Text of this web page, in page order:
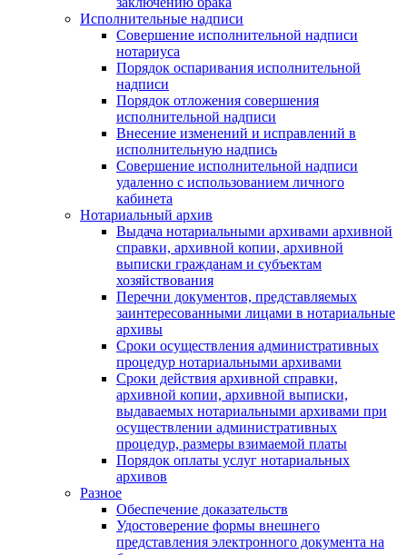
Исполнительные надписи
Совершение исполнительной надписи
нотариуса
Порядок оспаривания исполнительной
надписи
Порядок отложения совершения
исполнительной надписи
Внесение изменений и исправлений в
исполнительную надпись
Совершение исполнительной надписи
удаленно с использованием личного
кабинета
Нотариальный архив
Выдача нотариальными архивами архивной
справки, архивной копии, архивной
выписки гражданам и субъектам
хозяйствования
Перечни документов, представляемых
заинтересованными лицами в нотариальные
архивы
Сроки осуществления административных
процедур нотариальными архивами
Сроки действия архивной справки,
архивной копии, архивной выписки,
выдаваемых нотариальными архивами при
осуществлении административных
процедур, размеры взимаемой платы
Порядок оплаты услуг нотариальных
архивов
Разное
Обеспечение доказательств
Удостоверение формы внешнего
представления электронного документа на